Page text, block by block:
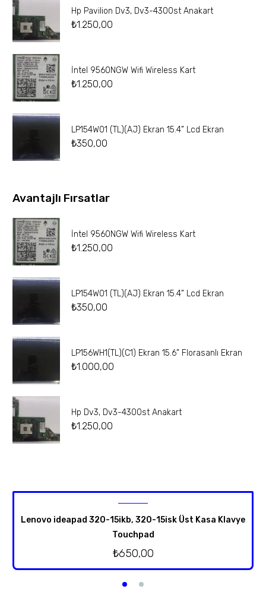
Hp Pavilion Dv3, Dv3-4300st Anakart
₺1.250,00
İntel 9560NGW Wifi Wireless Kart
₺1.250,00
LP154W01 (TL)(AJ) Ekran 15.4” Lcd Ekran
₺350,00
Avantajlı Fırsatlar
İntel 9560NGW Wifi Wireless Kart
₺1.250,00
LP154W01 (TL)(AJ) Ekran 15.4” Lcd Ekran
₺350,00
LP156WH1(TL)(C1) Ekran 15.6” Florasanlı Ekran
₺1.000,00
Hp Dv3, Dv3-4300st Anakart
₺1.250,00
Lenovo ideapad 320-15ikb, 320-15isk Üst Kasa Klavye
Touchpad
₺650,00